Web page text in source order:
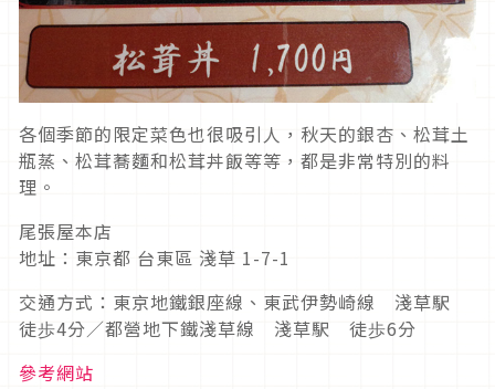
各個季節的限定菜色也很吸引人，秋天的銀杏、松茸土
瓶蒸、松茸蕎麵和松茸丼飯等等，都是非常特別的料
理。
尾張屋本店
地址：東京都 台東區 淺草 1-7-1
交通方式：東京地鐵銀座線、東武伊勢崎線 淺草駅
徒歩4分／都營地下鐵淺草線 淺草駅 徒歩6分
參考網站